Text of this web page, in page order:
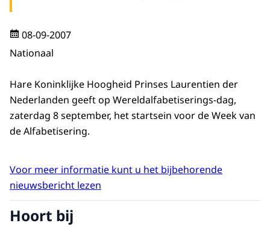
08-09-2007
Nationaal
Hare Koninklijke Hoogheid Prinses Laurentien der
Nederlanden geeft op Wereldalfabetiserings-dag,
zaterdag 8 september, het startsein voor de Week van
de Alfabetisering.
Voor meer informatie kunt u het bijbehorende
nieuwsbericht lezen
Hoort bij